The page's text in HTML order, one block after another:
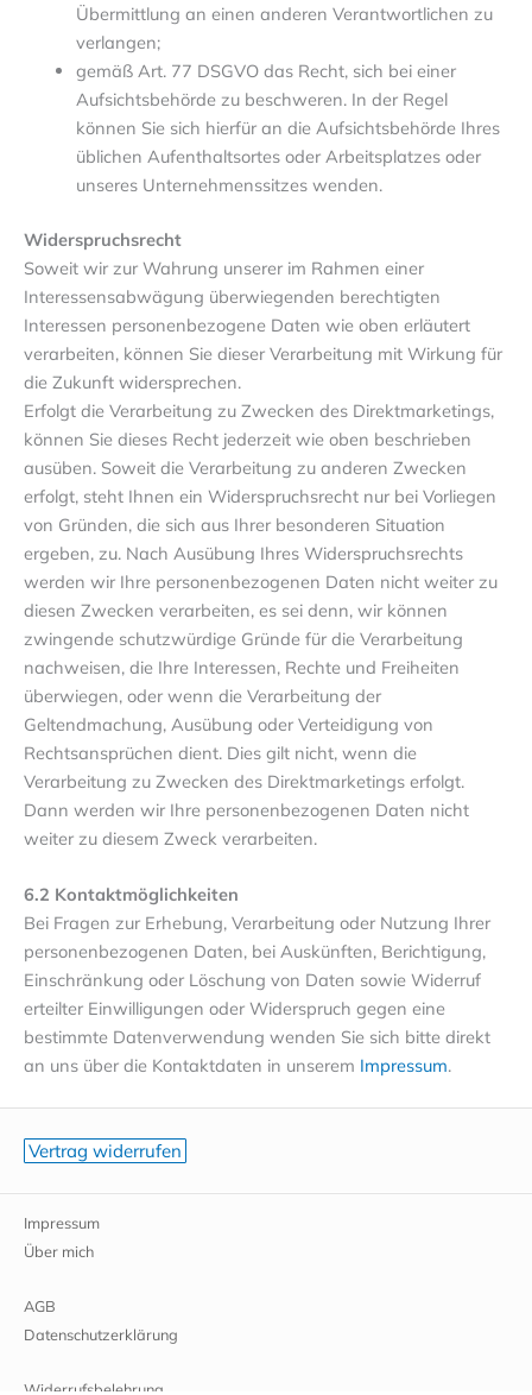
Übermittlung an einen anderen Verantwortlichen zu
verlangen;
gemäß Art. 77 DSGVO das Recht, sich bei einer
Aufsichtsbehörde zu beschweren. In der Regel
können Sie sich hierfür an die Aufsichtsbehörde Ihres
üblichen Aufenthaltsortes oder Arbeitsplatzes oder
unseres Unternehmenssitzes wenden.
Widerspruchsrecht
Soweit wir zur Wahrung unserer im Rahmen einer
Interessensabwägung überwiegenden berechtigten
Interessen personenbezogene Daten wie oben erläutert
verarbeiten, können Sie dieser Verarbeitung mit Wirkung für
die Zukunft widersprechen.
Erfolgt die Verarbeitung zu Zwecken des Direktmarketings,
können Sie dieses Recht jederzeit wie oben beschrieben
ausüben. Soweit die Verarbeitung zu anderen Zwecken
erfolgt, steht Ihnen ein Widerspruchsrecht nur bei Vorliegen
von Gründen, die sich aus Ihrer besonderen Situation
ergeben, zu. Nach Ausübung Ihres Widerspruchsrechts
werden wir Ihre personenbezogenen Daten nicht weiter zu
diesen Zwecken verarbeiten, es sei denn, wir können
zwingende schutzwürdige Gründe für die Verarbeitung
nachweisen, die Ihre Interessen, Rechte und Freiheiten
überwiegen, oder wenn die Verarbeitung der
Geltendmachung, Ausübung oder Verteidigung von
Rechtsansprüchen dient. Dies gilt nicht, wenn die
Verarbeitung zu Zwecken des Direktmarketings erfolgt.
Dann werden wir Ihre personenbezogenen Daten nicht
weiter zu diesem Zweck verarbeiten.
6.2 Kontaktmöglichkeiten
Bei Fragen zur Erhebung, Verarbeitung oder Nutzung Ihrer
personenbezogenen Daten, bei Auskünften, Berichtigung,
Einschränkung oder Löschung von Daten sowie Widerruf
erteilter Einwilligungen oder Widerspruch gegen eine
bestimmte Datenverwendung wenden Sie sich bitte direkt
an uns über die Kontaktdaten in unserem Impressum.
Vertrag widerrufen
Impressum
Über mich
AGB
Datenschutzerklärung
Widerrufsbelehrung